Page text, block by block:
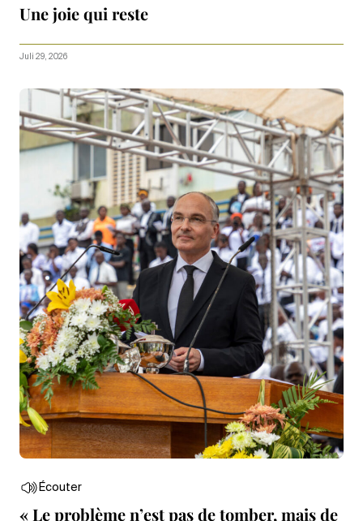
Une joie qui reste
Juli 29, 2026
Écouter
« Le problème n’est pas de tomber, mais de